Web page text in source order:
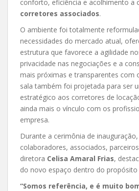
conforto, eficiência e acolhimento a
corretores associados.
O ambiente foi totalmente
necessidades do mercado atual,
estrutura que favorece a agilidade
privacidade nas negociações e a
mais próximas e transparentes com
sala também foi projetada para ser
estratégico aos corretores de
ainda mais o vínculo com os
empresa.
Durante a cerimônia de
colaboradores, associados,
diretora Celisa Amaral Frias,
do novo espaço dentro do
“Somos referência, e é muito